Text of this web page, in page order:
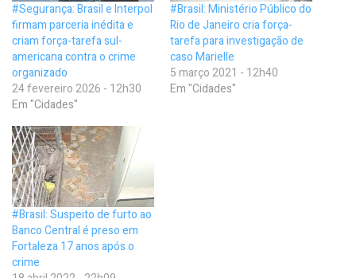
#Segurança: Brasil e Interpol
firmam parceria inédita e
criam força-tarefa sul-
americana contra o crime
organizado
24 fevereiro 2026 - 12h30
Em "Cidades"
#Brasil: Ministério Público do
Rio de Janeiro cria força-
tarefa para investigação de
caso Marielle
5 março 2021 - 12h40
Em "Cidades"
#Brasil: Suspeito de furto ao
Banco Central é preso em
Fortaleza 17 anos após o
crime